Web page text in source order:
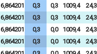
6,864201 0,3 0,3 1009,4 24,3
6,864201 0,3 0,3 1009,4 24,3
6,864201 0,3 0,0 1009,4 24,3
6,864201 0,3 0,0 1009,4 24,3